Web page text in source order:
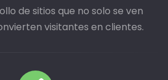
de sitios que no solo se ven
visitantes en clientes.